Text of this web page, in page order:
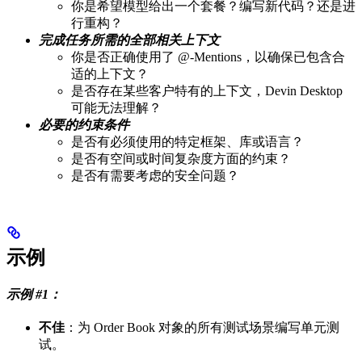
你是希望模型给出一个套餐？编写新代码？还是进
行重构？
完成任务所需的全部相关上下文
你是否正确使用了 @-Mentions，以确保已包含合
适的上下文？
是否存在某些客户特有的上下文，Devin Desktop
可能无法理解？
必要的约束条件
是否有必须使用的特定框架、库或语言？
是否有空间或时间复杂度方面的约束？
是否有需要考虑的安全问题？
示例
示例 #1：
不佳 ：为 Order Book 对象的所有测试场景编写单元测
试。